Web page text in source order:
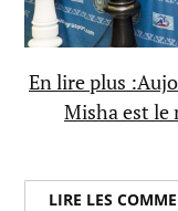
En lire plus
Misha est le
LIRE LES